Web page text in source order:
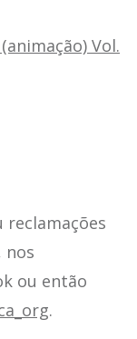
Vol.
reclamações
nos
ou então
.